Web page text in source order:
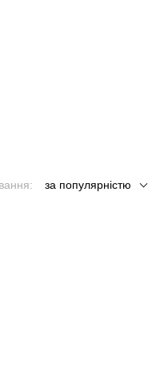
за популярністю